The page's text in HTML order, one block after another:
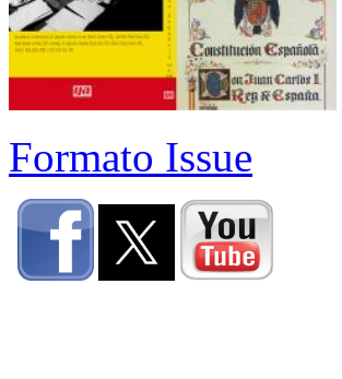
Formato Issue